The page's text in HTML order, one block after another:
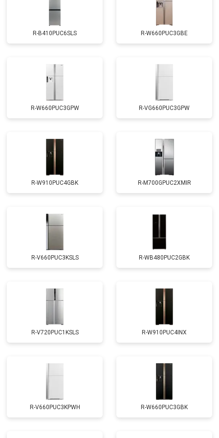
R-B410PUC6SLS R-W660PUC3GBE
R-W660PUC3GPW R-VG660PUC3GPW
R-W910PUC4GBK R-M700GPUC2XMIR
R-V660PUC3KSLS R-WB480PUC2GBK
R-V720PUC1KSLS R-W910PUC4INX
R-V660PUC3KPWH R-W660PUC3GBK